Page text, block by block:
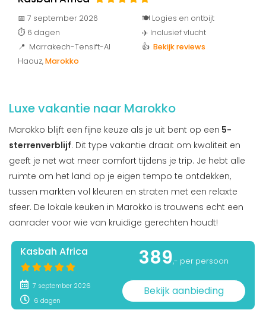
📅 7 september 2026
⏱️ 6 dagen
📍 Marrakech-Tensift-Al
Haouz,Marokko
🍽️ Logies en ontbijt
✈️ Inclusief vlucht
👍 Bekijk reviews
Luxe vakantie naar Marokko
Marokko blijft een fijne keuze als je uit bent op een 5-
sterrenverblijf. Dit type vakantie draait om kwaliteit en
geeft je net wat meer comfort tijdens je trip. Je hebt alle
ruimte om het land op je eigen tempo te ontdekken,
tussen markten vol kleuren en straten met een relaxte
sfeer. De lokale keuken in Marokko is trouwens echt een
aanrader voor wie van kruidige gerechten houdt!
Kasbah Africa
7 september 2026
6 dagen
389,- per persoon
Bekijk aanbieding